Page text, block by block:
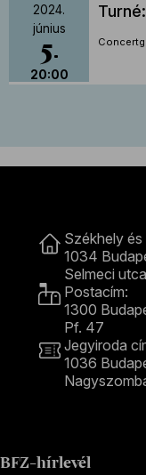
2024.
június
5
20:00
Székhely
1034
Selmeci
Postacím:
1300
Pf. 47
Jegyiroda
1036
BFZ-hírlevél